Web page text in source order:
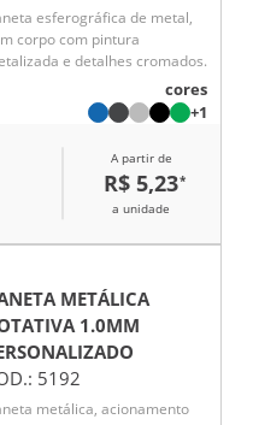
esferográfica de metal,
corpo com pintura
e detalhes cromados.
cores
+1
A partir de
R$ 5,23*
a unidade
METÁLICA
1.0MM
5192
metálica, acionamento